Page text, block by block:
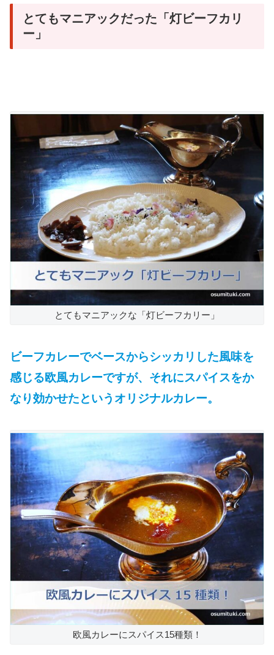
とてもマニアックだった「灯ビーフカリ
ー」
とてもマニアックな「灯ビーフカリー」
ビーフカレーでベースからシッカリした風味を
感じる欧風カレーですが、それにスパイスをか
なり効かせたというオリジナルカレー。
欧風カレーにスパイス15種類！